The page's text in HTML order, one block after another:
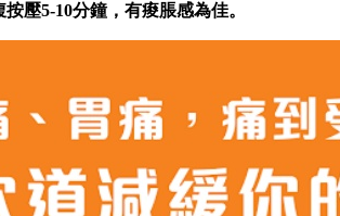
壓5-10分鐘，有痠脹感為佳。